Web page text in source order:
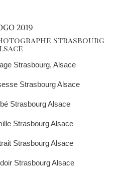
Strasbourg
Strasbourg, Alsace
Strasbourg Alsace
Strasbourg Alsace
Strasbourg Alsace
Strasbourg Alsace
Strasbourg Alsace